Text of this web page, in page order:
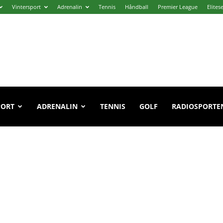
Vintersport Adrenalin Tennis Håndball Premier League
ADRENALIN TENNIS GOLF